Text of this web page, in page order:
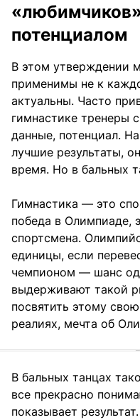
потенциалом
В этом утверждении
применимы не к
актуальны. Часто
гимнастике тренеры
данные, потенциал.
лучшие результаты,
время. Но в бальных
Гимнастика — это
победа в Олимпиаде,
спортсмена.
единицы, если
чемпионом — шанс
выдерживают такой
посвятить этому
реалиях, мечта об
В бальных танцах
все прекрасно
показывает